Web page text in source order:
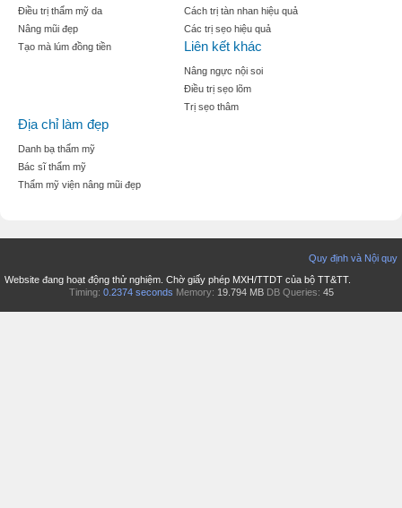
Điều trị thẩm mỹ da
Nâng mũi đẹp
Tạo mà lúm đồng tiền
Cách trị tàn nhan hiệu quả
Các trị sẹo hiệu quả
Liên kết khác
Nâng ngực nội soi
Điều trị sẹo lõm
Trị sẹo thâm
Địa chỉ làm đẹp
Danh bạ thẩm mỹ
Bác sĩ thẩm mỹ
Thẩm mỹ viện nâng mũi đẹp
Quy định và Nội quy
Website đang hoạt động thử nghiệm. Chờ giấy phép MXH/TTDT của bộ TT&TT.
Timing: 0.2374 seconds Memory: 19.794 MB DB Queries: 45